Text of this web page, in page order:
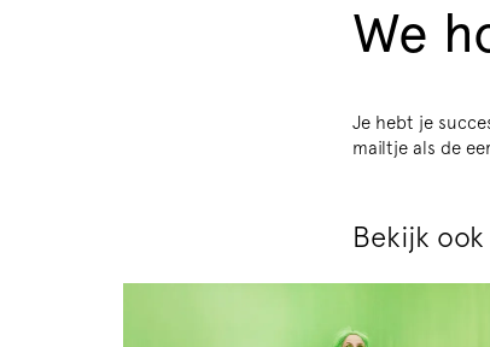
We
Je hebt je
mailtje als de
Bekijk ook